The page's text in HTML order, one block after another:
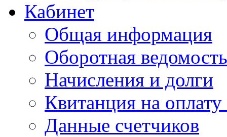
Кабинет
Общая информация
Оборотная ведомость
Начисления и долги
Квитанция на
Данные счетчиков